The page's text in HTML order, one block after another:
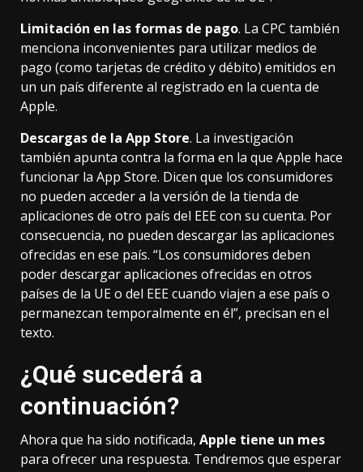
Limitación en las formas de pago. La CPC también
menciona inconvenientes para utilizar medios de
pago (como tarjetas de crédito y débito) emitidos en
un un país diferente al registrado en la cuenta de
Apple.
Descargas de la App Store. La investigación
también apunta contra la forma en la que Apple hace
funcionar la App Store. Dicen que los consumidores
no pueden acceder a la versión de la tienda de
aplicaciones de otro país del EEE con su cuenta. Por
consecuencia, no pueden descargar las aplicaciones
ofrecidas en ese país. “Los consumidores deben
poder descargar aplicaciones ofrecidas en otros
países de la UE o del EEE cuando viajen a ese país o
permanezcan temporalmente en él”, precisan en el
texto.
¿Qué sucederá a
continuación?
Ahora que ha sido notificada, Apple tiene un mes
para ofrecer una respuesta. Tendremos que esperar